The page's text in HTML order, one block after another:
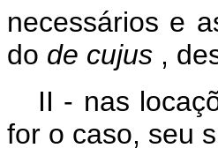
necessários e
do de cujus ,
II - nas
for o caso, seu